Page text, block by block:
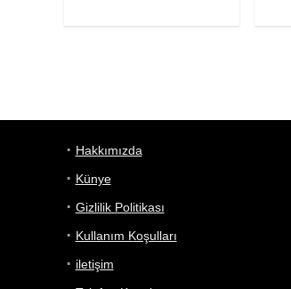
Hakkımızda
Künye
Gizlilik Politikası
Kullanım Koşulları
iletişim